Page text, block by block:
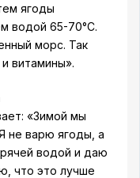
ягоды
водой 65-70°C.
морс. Так
витамины».
«Зимой мы
не варю ягоды, а
водой и даю
что это лучше